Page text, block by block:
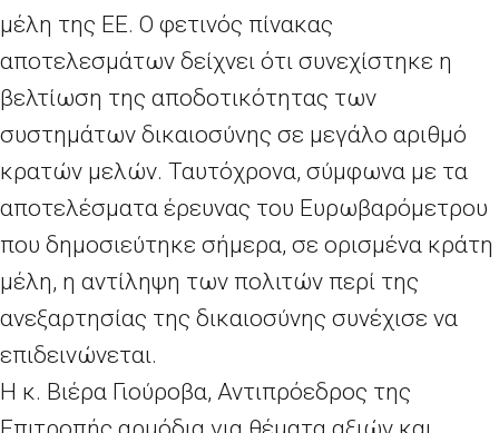
μέλη της ΕΕ. Ο φετινός πίνακας
αποτελεσμάτων δείχνει ότι συνεχίστηκε η
βελτίωση της αποδοτικότητας των
συστημάτων δικαιοσύνης σε μεγάλο αριθμό
κρατών μελών. Ταυτόχρονα, σύμφωνα με τα
αποτελέσματα έρευνας του Ευρωβαρόμετρου
που δημοσιεύτηκε σήμερα, σε ορισμένα κράτη
μέλη, η αντίληψη των πολιτών περί της
ανεξαρτησίας της δικαιοσύνης συνέχισε να
επιδεινώνεται.
Η κ. Βιέρα Γιούροβα, Αντιπρόεδρος της